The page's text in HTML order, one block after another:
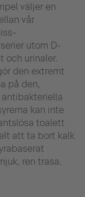
väljer en
vår
utom D-
och urinaler.
den extremt
på den,
kan inte
toalett
att ta bort kalk
ren trasa.